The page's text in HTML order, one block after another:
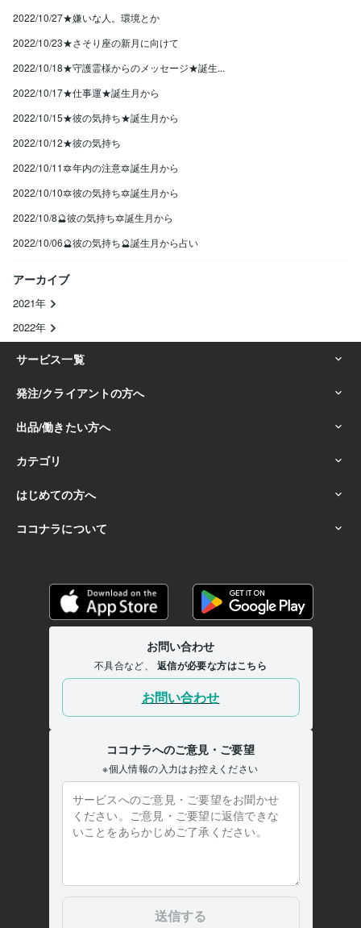
2022/10/27★嫌いな人。環境とか
2022/10/23★さそり座の新月に向けて
2022/10/18★守護霊様からのメッセージ★誕生...
2022/10/17★仕事運★誕生月から
2022/10/15★彼の気持ち★誕生月から
2022/10/12★彼の気持ち
2022/10/11🔯年内の注意🔯誕生月から
2022/10/10🔯彼の気持ち🔯誕生月から
2022/10/8🔮彼の気持ち🔯誕生月から
2022/10/06🔮彼の気持ち🔮誕生月から占い
アーカイブ
2021年
2022年